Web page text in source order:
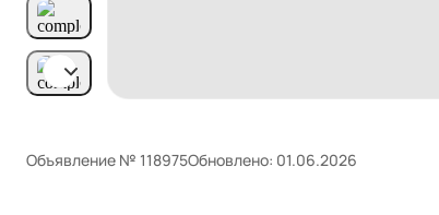
Объявление № 118975Обновлено: 01.06.2026